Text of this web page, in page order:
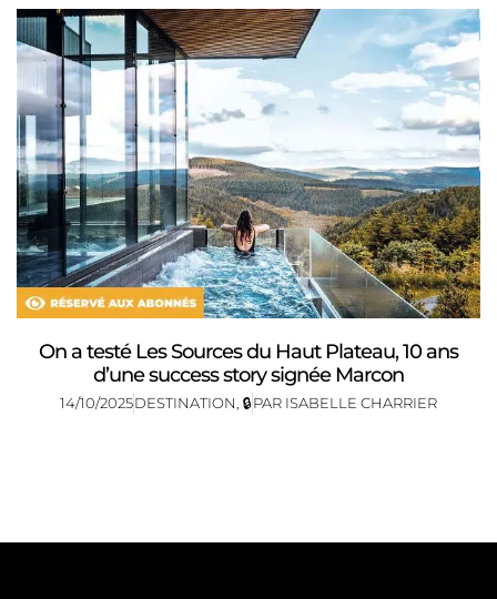
On a testé Les Sources du Haut Plateau, 10 ans
d’une success story signée Marcon
14/10/2025DESTINATION 🔒PAR ISABELLE CHARRIER